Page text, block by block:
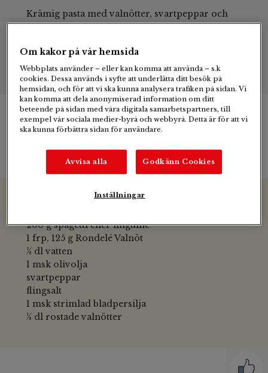
Krämig pasta med valnötter, svartpeppar och
persilja.
200 g spagetti eller linguine
1 frp, 125 g Rondelé Valnöt
½ dl vatten
1 msk olivolja
svartpeppar
flingsalt
1 msk strimlad bladpersilja
½ dl rostade valnötter
Om kakor på vår hemsida
Webbplats använder – eller kan komma att använda – s.k
cookies. Dessa används i syfte att underlätta ditt besök på
hemsidan, och för att vi ska kunna analysera trafiken på sidan. Vi
kan komma att dela anonymiserad information om ditt
beteende på sidan med våra digitala samarbetspartners, till
exempel vår sociala medier-byrå och webbyrå. Detta är för att vi
ska kunna förbättra sidan för användare.
Avvisa alla Godkänn Cookies
Inställningar